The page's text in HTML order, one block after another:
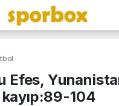
Efes,
kayıp:89-104